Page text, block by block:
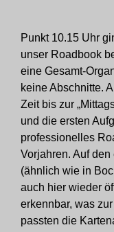
Punkt 10.15 Uhr
unser Roadbook
eine Gesamt-
keine Abschnitte.
Zeit bis zur
und die ersten
professionelles
Vorjahren. Auf
(ähnlich wie in
auch hier wieder
erkennbar, was
passten die